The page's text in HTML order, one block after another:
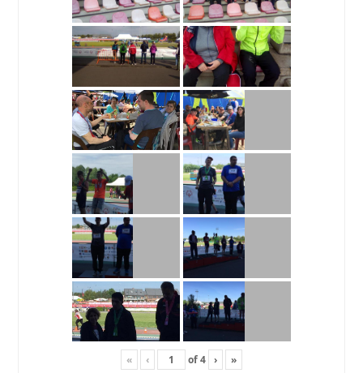
« ‹ of4 › »